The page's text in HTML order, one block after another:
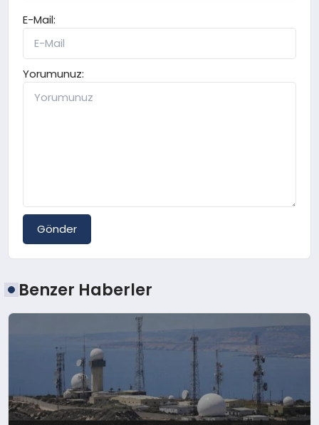
E-Mail:
Yorumunuz:
Gönder
Benzer Haberler